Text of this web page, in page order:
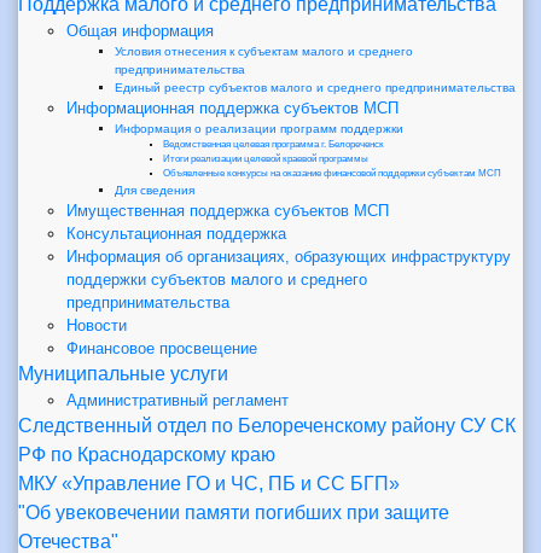
Общая информация
Условия отнесения к субъектам малого и среднего
предпринимательства
Единый реестр субъектов малого и среднего предпринимательства
Информационная поддержка субъектов МСП
Информация о реализации программ поддержки
Ведомственная целевая программа г. Белореченск
Итоги реализации целевой краевой программы
Объявленные конкурсы на оказание финансовой поддержки субъектам МСП
Для сведения
Имущественная поддержка субъектов МСП
Консультационная поддержка
Информация об организациях, образующих инфраструктуру
поддержки субъектов малого и среднего
предпринимательства
Новости
Финансовое просвещение
Муниципальные услуги
Административный регламент
Следственный отдел по Белореченскому району СУ СК
РФ по Краснодарскому краю
МКУ «Управление ГО и ЧС, ПБ и СС БГП»
"Об увековечении памяти погибших при защите
Отечества"